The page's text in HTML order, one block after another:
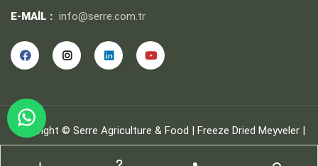
E-MAIL : info@serre.com.tr
Copyright © Serre Agriculture & Food | Freeze Dried Meyveler |